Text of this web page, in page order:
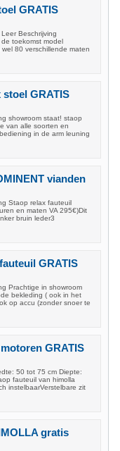
GRATIS
Beschrijving
toekomst model
80 verschillende maten
stoel GRATIS
showroom staat! staop
van alle soorten en
in de arm leuning
vianden
Staop relax fauteuil
en maten VA 295€)Dit
bruin leder3
GRATIS
Prachtige in showroom
bekleding ( ook in het
op accu (zonder snoer te
GRATIS
50 tot 75 cm Diepte:
fauteuil van himolla
instelbaarVerstelbare zit
gratis